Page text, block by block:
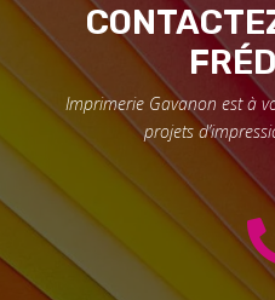
Imprimerie Gavanon est à
projets